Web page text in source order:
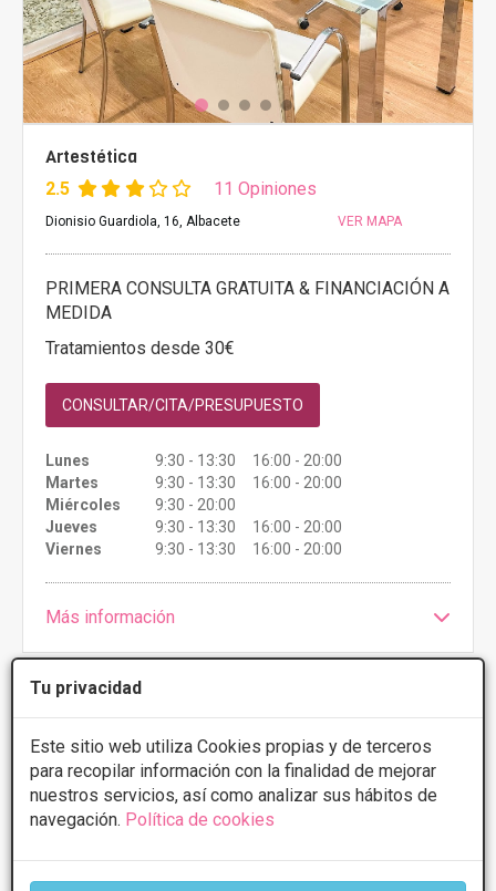
Tu privacidad
Este sitio web utiliza Cookies propias y de terceros
para recopilar información con la finalidad de mejorar
nuestros servicios, así como analizar sus hábitos de
navegación. Política de cookies
Artestética
2.5 11 Opiniones
Dionisio Guardiola, 16, Albacete VER MAPA
PRIMERA CONSULTA GRATUITA & FINANCIACIÓN A
MEDIDA
Tratamientos desde 30€
CONSULTAR/CITA/PRESUPUESTO
Lunes
9:30 - 13:30 16:00 - 20:00
Martes
9:30 - 13:30 16:00 - 20:00
Miércoles
9:30 - 20:00
Jueves
9:30 - 13:30 16:00 - 20:00
Viernes
9:30 - 13:30 16:00 - 20:00
Más información
1 de 1
VideosCirugía del pie